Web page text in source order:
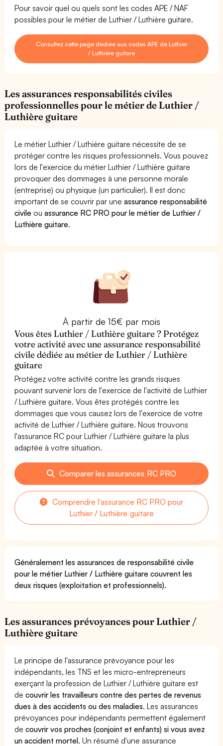
Pour savoir quel ou quels sont les codes APE / NAF
possibles pour le métier de Luthier / Luthière guitare.
Consultez cette page dédiée aux codes APE de Luthier
/ Luthière guitare
Les assurances responsabilités civiles
professionnelles pour le métier de Luthier /
Luthière guitare
Le métier Luthier / Luthière guitare nécessite de se
protéger contre les risques professionnels. Vous pouvez
lors de l'exercice du métier Luthier / Luthière guitare
provoquer des dommages à une personne morale
(entreprise) ou physique (un particulier). Il est donc
important de se couvrir par uneassurance responsabilité
civile ouassurance RC PRO pour le métier de Luthier /
Luthière guitare.
À partir de 15€ par mois
Vous êtes Luthier / Luthière guitare ? Protégez
votre activité avec une assurance responsabilité
civile dédiée au métier de Luthier / Luthière
guitare
Protégez votre activité contre les grands risques
pouvant survenir lors de l'exercice de l'activité de Luthier
/ Luthière guitare. Vous êtes protégés contre les
dommages que vous causez lors de l'exercice de votre
activité de Luthier / Luthière guitare. Nous trouvons
l'assurance RC pour Luthier / Luthière guitare la plus
adaptée à votre situation.
Comparer les assurances RC PRO
Comprendre l'assurance RC PRO pour
Luthier / Luthière guitare
Généralement les assurances de responsabilité civile
pour le métier Luthier / Luthière guitare couvrent les
deux risques (exploitation et professionnels).
Les assurances prévoyances pour Luthier /
Luthière guitare
Le principe de l'assurance prévoyance pour les
indépendants, les TNS et les micro-entrepreneurs
exerçant la profession de Luthier / Luthière guitare est
decouvrir les travailleurs contre des pertes de revenus
dues à des accidents ou des maladies. Les assurances
prévoyances pour indépendants permettent également
decouvrir vos proches (conjoint et enfants) si vous avez
un accident mortel. Un résumé d'une assurance